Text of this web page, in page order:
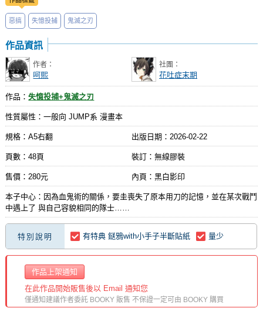
惡搞 失憶投捕 鬼滅之刃
作品資訊
作者：
呵熙
社團：
花吐症末期
作品：失憶投捕+鬼滅之刃
性質屬性：一般向 JUMP系 漫畫本
規格：A5右翻 出版日期： 2026-02-22
頁數：48頁 裝訂：無線膠裝
售價：280元 內頁：黑白影印
本子中心：因為血鬼術的關係，要圭喪失了原本用刀的記憶，並在某次戰鬥
中遇上了 與自己容貌相同的隊士……
特別說明 有特典 鎹鴉with小手子半斷貼紙 量少
作品上架通知
在此作品開始販售後以 Email 通知您
僅通知建議作者委託 BOOKY 販售 不保證一定可由 BOOKY 購買